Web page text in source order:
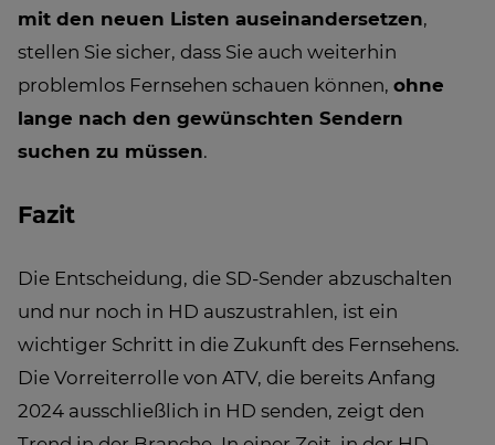
mit den neuen Listen auseinandersetzen,
stellen Sie sicher, dass Sie auch weiterhin
problemlos Fernsehen schauen können, ohne
lange nach den gewünschten Sendern
suchen zu müssen.
Fazit
Die Entscheidung, die SD-Sender abzuschalten
und nur noch in HD auszustrahlen, ist ein
wichtiger Schritt in die Zukunft des Fernsehens.
Die Vorreiterrolle von ATV, die bereits Anfang
2024 ausschließlich in HD senden, zeigt den